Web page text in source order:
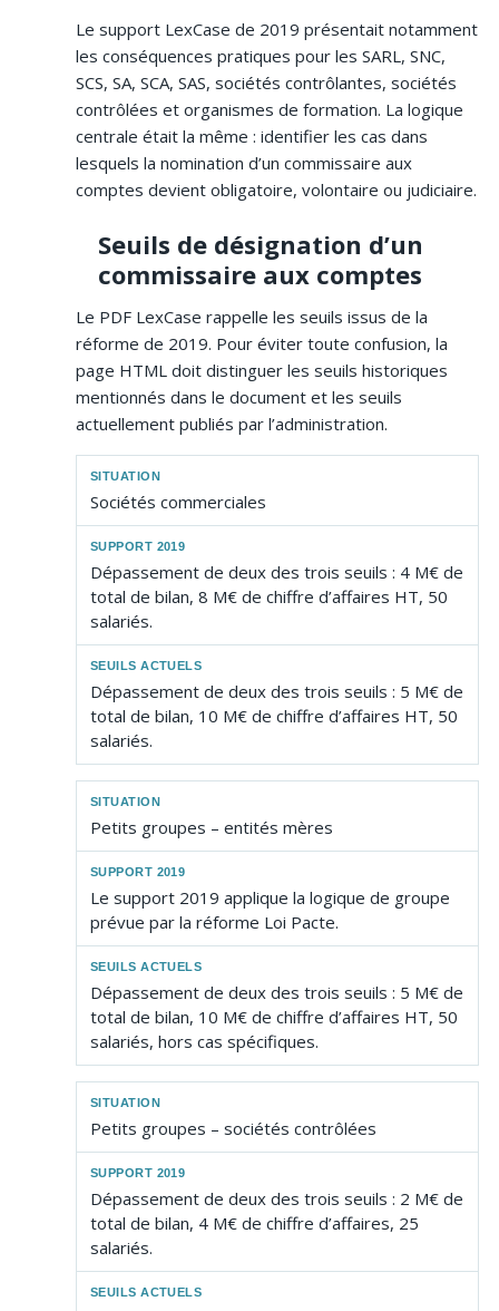
Le support LexCase de 2019 présentait notamment
les conséquences pratiques pour les SARL, SNC,
SCS, SA, SCA, SAS, sociétés contrôlantes, sociétés
contrôlées et organismes de formation. La logique
centrale était la même : identifier les cas dans
lesquels la nomination d’un commissaire aux
comptes devient obligatoire, volontaire ou judiciaire.
Seuils de désignation d’un
commissaire aux comptes
Le PDF LexCase rappelle les seuils issus de la
réforme de 2019. Pour éviter toute confusion, la
page HTML doit distinguer les seuils historiques
mentionnés dans le document et les seuils
actuellement publiés par l’administration.
Sociétés commerciales
Dépassement de deux des trois seuils : 4 M€ de
total de bilan, 8 M€ de chiffre d’affaires HT, 50
salariés.
Dépassement de deux des trois seuils : 5 M€ de
total de bilan, 10 M€ de chiffre d’affaires HT, 50
salariés.
Petits groupes – entités mères
Le support 2019 applique la logique de groupe
prévue par la réforme Loi Pacte.
Dépassement de deux des trois seuils : 5 M€ de
total de bilan, 10 M€ de chiffre d’affaires HT, 50
salariés, hors cas spécifiques.
Petits groupes – sociétés contrôlées
Dépassement de deux des trois seuils : 2 M€ de
total de bilan, 4 M€ de chiffre d’affaires, 25
salariés.